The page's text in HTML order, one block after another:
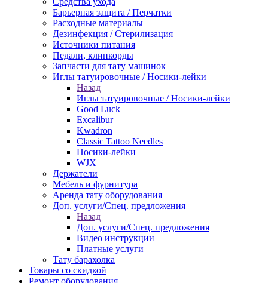
Барьерная защита / Перчатки
Расходные материалы
Дезинфекция / Стерилизация
Источники питания
Педали, клипкорды
Запчасти для тату машинок
Иглы татуировочные / Носики-лейки
Назад
Иглы татуировочные / Носики-лейки
Good Luck
Excalibur
Kwadron
Classic Tattoo Needles
Носики-лейки
WJX
Держатели
Мебель и фурнитура
Аренда тату оборудования
Доп. услуги/Спец. предложения
Назад
Доп. услуги/Спец. предложения
Видео инструкции
Платные услуги
Тату барахолка
Товары со скидкой
Ремонт оборудования